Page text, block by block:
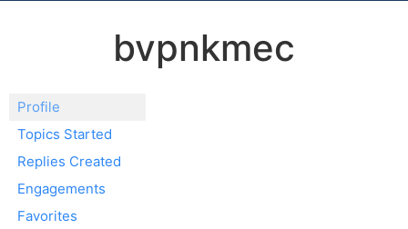
bvpnkmec
Profile
Topics Started
Replies Created
Engagements
Favorites